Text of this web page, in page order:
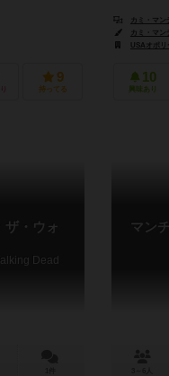
9
持ってる
カミ・マン
カミ・マン
USAオポリ
10
興味あり
ザ・ウォ
Dead
マン